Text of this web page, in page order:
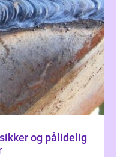
og pålidelig